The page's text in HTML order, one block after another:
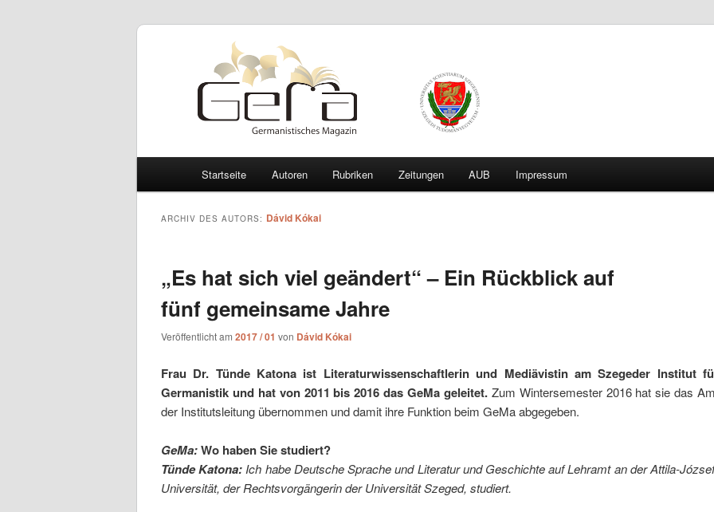
Zum Inhalt wechseln
Zum sekundären Inhalt wechseln
Startseite Autoren Rubriken Zeitungen AUB Impressum
ARCHIV DES AUTORS: Dávid Kókai
„Es hat sich viel geändert“ – Ein Rückblick auf
fünf gemeinsame Jahre
Veröffentlicht am 2017 / 01 von Dávid Kókai
Frau Dr. Tünde Katona ist Literaturwissenschaftlerin und Mediävistin am Szegeder Institut
Germanistik und hat von 2011 bis 2016 das GeMa geleitet.Zum Wintersemester 2016 hat sie das
der Institutsleitung übernommen und damit ihre Funktion beim GeMa abgegeben.
GeMa:Wo haben Sie studiert?
Tünde Katona: Ich habe Deutsche Sprache und Literatur und Geschichte auf Lehramt an der Attila-
Universität, der Rechtsvorgängerin der Universität Szeged, studiert.